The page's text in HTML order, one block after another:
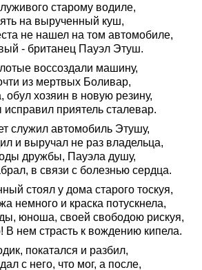
старому водиле,
на вырученный куш,
не нашел на том автомобиле,
- британец Пауэл Этуш.
воссоздали машину,
из мертвых Боливар,
обул хозяин в новую резину,
приятель сталевар.
служил автомобиль Этушу,
и выручал не раз владельца,
дружбы, Пауэла душу,
в связи с болезнью сердца.
стоял у дома старого тоскуя,
немного и краска потускнела,
юноша, своей свободою рискуя,
В нем страсть к вождению кипела.
покатался и разбил,
с него, что мог, а после,